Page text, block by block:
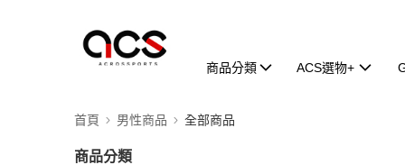
商品分類 ACS選物+
首頁 男性商品 全部商品
商品分類